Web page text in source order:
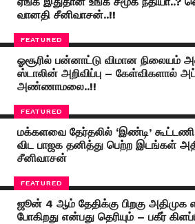
வானதி சீனிவாசன்..!!
FEATURED
ஓசூரில் பன்னாட்டு விமான நிலையம்
ஸ்டாலின் அறிவிப்பு – கேள்விகளால்
அண்ணாமலை..!!
FEATURED
மக்களவை தேர்தலில் ‘இண்டி’
விட பாஜக தனித்து பெற்ற இடங்கள்
சீனிவாசன்
FEATURED
ஜூன் 4 ஆம் தேதிக்கு பிறகு அதிமுக
போகிறது என்பது தெரியும் – பகீர்